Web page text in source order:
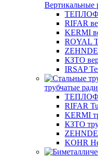
Вертикальные
RIFAR
KERMI
ROYAL
КЗТО
IRSAP
трубчатые
RIFAR
KERMI
КЗТО
KOHR